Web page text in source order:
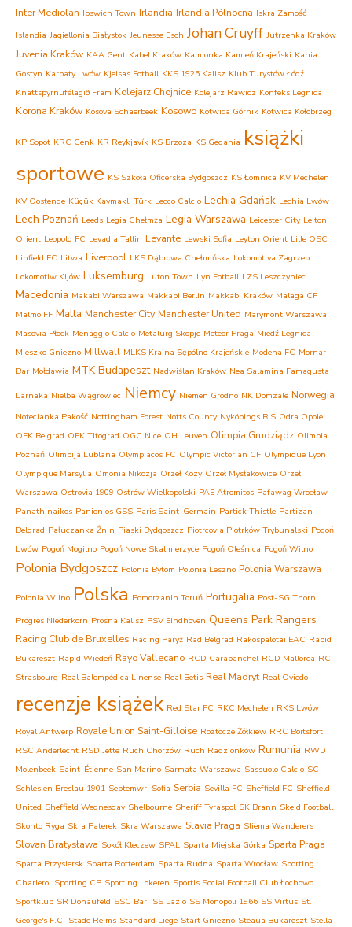
Inter Mediolan Ipswich Town Irlandia Irlandia Północna Iskra Zamość
Islandia Jagiellonia Białystok Jeunesse Esch Johan Cruyff Jutrzenka Kraków
Juvenia Kraków KAA Gent Kabel Kraków Kamionka Kamień Krajeński Kania
Gostyn Karpaty Lwów Kjelsas Fotball KKS 1925 Kalisz Klub Turystów Łódź
Knattspyrnufélagið Fram Kolejarz Chojnice Kolejarz Rawicz Konfeks Legnica
Korona Kraków Kosova Schaerbeek Kosowo Kotwica Górnik Kotwica Kołobrzeg
KP Sopot KRC Genk KR Reykjavík KS Brzoza KS Gedania książki
sportowe KS Szkoła Oficerska Bydgoszcz KS Łomnica KV Mechelen
KV Oostende Küçük Kaymaklı Türk Lecco Calcio Lechia Gdańsk Lechia Lwów
Lech Poznań Leeds Legia Chełmża Legia Warszawa Leicester City Leiton
Orient Leopold FC Levadia Tallin Levante Lewski Sofia Leyton Orient Lille OSC
Linfield FC Litwa Liverpool LKS Dąbrowa Chełmińska Lokomotiva Zagrzeb
Lokomotiw Kijów Luksemburg Luton Town Lyn Fotball LZS Leszczyniec
Macedonia Makabi Warszawa Makkabi Berlin Makkabi Kraków Malaga CF
Malmo FF Malta Manchester City Manchester United Marymont Warszawa
Masovia Płock Menaggio Calcio Metalurg Skopje Meteor Praga Miedź Legnica
Mieszko Gniezno Millwall MLKS Krajna Sępólno Krajeńskie Modena FC Mornar
Bar Mołdawia MTK Budapeszt Nadwiślan Kraków Nea Salamina Famagusta
Larnaka Nielba Wągrowiec Niemcy Niemen Grodno NK Domzale Norwegia
Notecianka Pakość Nottingham Forest Notts County Nyköpings BIS Odra Opole
OFK Belgrad OFK Titograd OGC Nice OH Leuven Olimpia Grudziądz Olimpia
Poznań Olimpija Lublana Olympiacos FC Olympic Victorian CF Olympique Lyon
Olympique Marsylia Omonia Nikozja Orzeł Kozy Orzeł Mysłakowice Orzeł
Warszawa Ostrovia 1909 Ostrów Wielkopolski PAE Atromitos Pafawag Wrocław
Panathinaikos Panionios GSS Paris Saint-Germain Partick Thistle Partizan
Belgrad Pałuczanka Żnin Piaski Bydgoszcz Piotrcovia Piotrków Trybunalski Pogoń
Lwów Pogoń Mogilno Pogoń Nowe Skalmierzyce Pogoń Oleśnica Pogoń Wilno
Polonia Bydgoszcz Polonia Bytom Polonia Leszno Polonia Warszawa
Polonia Wilno Polska Pomorzanin Toruń Portugalia Post-SG Thorn
Progres Niederkorn Prosna Kalisz PSV Eindhoven Queens Park Rangers
Racing Club de Bruxelles Racing Paryż Rad Belgrad Rakospalotai EAC Rapid
Bukareszt Rapid Wiedeń Rayo Vallecano RCD Carabanchel RCD Mallorca RC
Strasbourg Real Balompédica Linense Real Betis Real Madryt Real Oviedo
recenzje książek Red Star FC RKC Mechelen RKS Lwów
Royal Antwerp Royale Union Saint-Gilloise Roztocze Żółkiew RRC Boitsfort
RSC Anderlecht RSD Jette Ruch Chorzów Ruch Radzionków Rumunia RWD
Molenbeek Saint-Étienne San Marino Sarmata Warszawa Sassuolo Calcio SC
Schlesien Breslau 1901 Septemwri Sofia Serbia Sevilla FC Sheffield FC Sheffield
United Sheffield Wednesday Shelbourne Sheriff Tyraspol SK Brann Skeid Football
Skonto Ryga Skra Paterek Skra Warszawa Slavia Praga Sliema Wanderers
Slovan Bratysława Sokół Kleczew SPAL Sparta Miejska Górka Sparta Praga
Sparta Przysiersk Sparta Rotterdam Sparta Rudna Sparta Wrocław Sporting
Charleroi Sporting CP Sporting Lokeren Sportis Social Football Club Łochowo
Sportklub SR Donaufeld SSC Bari SS Lazio SS Monopoli 1966 SS Virtus St.
George's F.C. Stade Reims Standard Liege Start Gniezno Steaua Bukareszt Stella